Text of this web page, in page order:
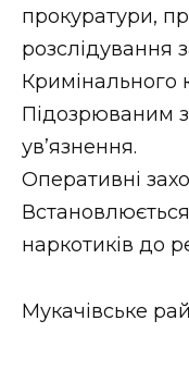
прокуратури,
розслідування
Кримінального
Підозрюваним
ув’язнення.
Оперативні
наркотиків до
Мукачівське